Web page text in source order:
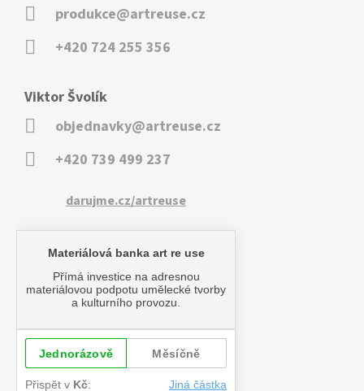
produkce@artreuse.cz
+420 724 255 356
Viktor Švolík
objednavky@artreuse.cz
+420 739 499 237
darujme.cz/artreuse